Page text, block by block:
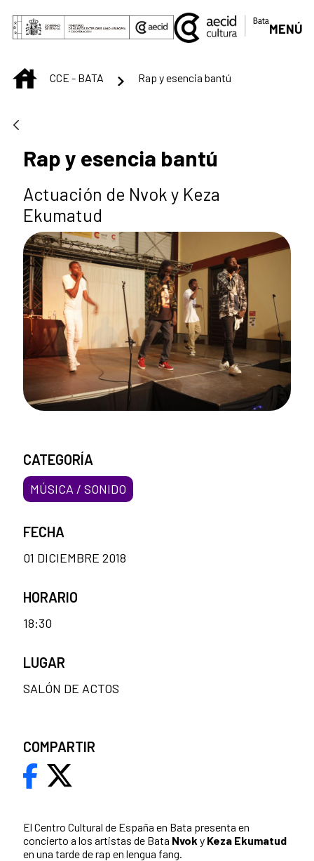
Saltar al contenido principal
MENÚ
INICIOCCE - BATA Rap y esencia bantú
Rap y esencia bantú
Actuación de Nvok y Keza
Ekumatud
El Centro Cultural de España en Bata presenta en
concierto a los artistas de Bata Nvok y Keza Ekumatud
en una tarde de rap en lengua fang.
CATEGORÍA
MÚSICA / SONIDO
FECHA
01 DICIEMBRE 2018
HORARIO
18:30
LUGAR
SALÓN DE ACTOS
COMPARTIR